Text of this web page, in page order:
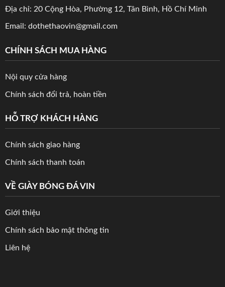
Địa chỉ: 20 Cộng Hòa, Phường 12, Tân Bình, Hồ Chí Minh
Email: dothethaovin@gmail.com
CHÍNH SÁCH MUA HÀNG
Nội quy cửa hàng
Chính sách đổi trả, hoàn tiền
HỖ TRỢ KHÁCH HÀNG
Chính sách giao hàng
Chính sách thanh toán
VỀ GIÀY BÓNG ĐÁ VIN
Giới thiệu
Chính sách bảo mật thông tin
Liên hệ